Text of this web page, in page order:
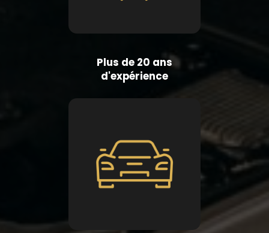
Plus de 20 ans
d'expérience